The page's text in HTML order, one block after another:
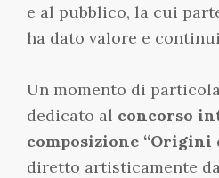
e al pubblico, la cui
ha dato valore e
Un momento di
dedicato al concorso
composizione “Origini
diretto artisticamente